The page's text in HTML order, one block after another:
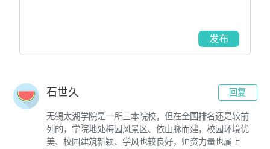
发布
石世久 回复
无锡太湖学院是一所三本院校，但在全国排名还是较前
列的，学院地处梅园风景区、依山脉而建，校园环境优
美、校园建筑新颖、学风也较良好，师资力量也属上